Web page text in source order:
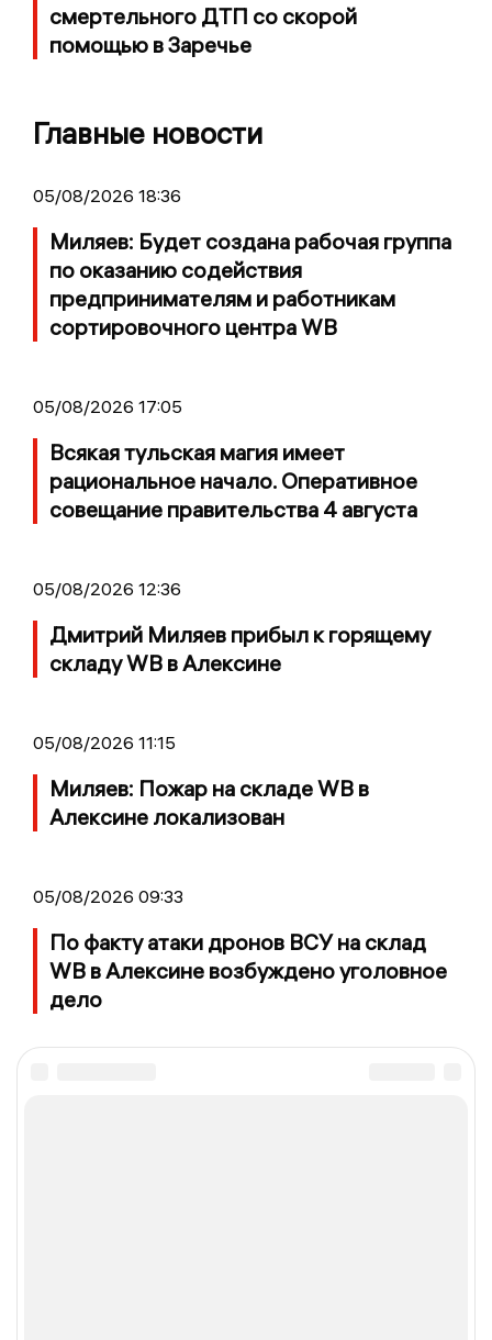
смертельного ДТП со скорой
помощью в Заречье
Главные новости
05/08/2026 18:36
Миляев: Будет создана рабочая группа
по оказанию содействия
предпринимателям и работникам
сортировочного центра WB
05/08/2026 17:05
Всякая тульская магия имеет
рациональное начало. Оперативное
совещание правительства 4 августа
05/08/2026 12:36
Дмитрий Миляев прибыл к горящему
складу WB в Алексине
05/08/2026 11:15
Миляев: Пожар на складе WB в
Алексине локализован
05/08/2026 09:33
По факту атаки дронов ВСУ на склад
WB в Алексине возбуждено уголовное
дело